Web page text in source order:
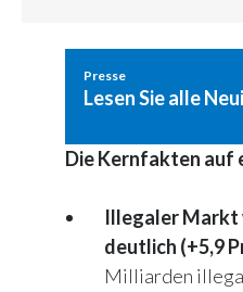
Presse
Lesen Sie alle
Die Kernfakten auf
Illegaler Markt
deutlich (+5,9
Milliarden